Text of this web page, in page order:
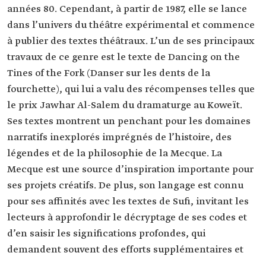
années 80. Cependant, à partir de 1987, elle se lance
dans l’univers du théâtre expérimental et commence
à publier des textes théâtraux. L’un de ses principaux
travaux de ce genre est le texte de Dancing on the
Tines of the Fork (Danser sur les dents de la
fourchette), qui lui a valu des récompenses telles que
le prix Jawhar Al-Salem du dramaturge au Koweït.
Ses textes montrent un penchant pour les domaines
narratifs inexplorés imprégnés de l’histoire, des
légendes et de la philosophie de la Mecque. La
Mecque est une source d’inspiration importante pour
ses projets créatifs. De plus, son langage est connu
pour ses affinités avec les textes de Sufi, invitant les
lecteurs à approfondir le décryptage de ses codes et
d’en saisir les significations profondes, qui
demandent souvent des efforts supplémentaires et